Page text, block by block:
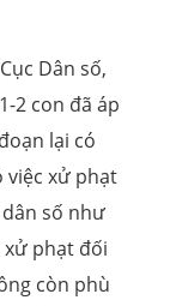
Dân số,
2 con đã áp
lại có
việc xử phạt
số như
phạt đối
còn phù